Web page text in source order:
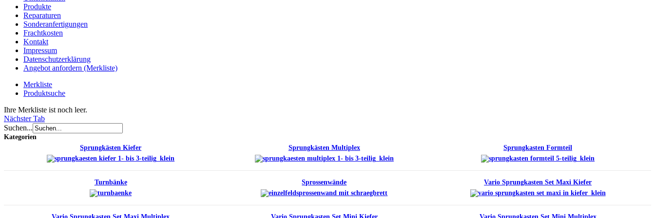
Produkte
Reparaturen
Sonderanfertigungen
Frachtkosten
Kontakt
Impressum
Datenschutzerklärung
Angebot anfordern (Merkliste)
Merkliste
Produktsuche
Ihre Merkliste ist noch leer.
Nächster Tab
Suchen...
Kategorien
Sprungkästen Kiefer
Sprungkästen Multiplex Sprungkasten Formteil
Turnbänke Sprossenwände Vario Sprungkasten Set Maxi Kiefer